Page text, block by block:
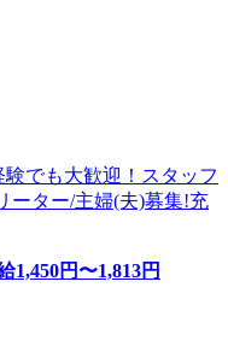
験でも大歓迎！スタッフ
ーター/主婦(夫)募集!充
1,450円〜1,813円